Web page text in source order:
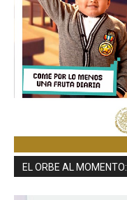
EL ORBE AL MOMENTO: